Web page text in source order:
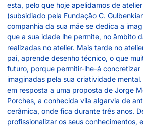
esta, pelo que hoje apelidamos de
(subsidiado pela Fundação C.
companhia da sua mãe se dedica a
que a sua idade lhe permite, no âmbito
realizadas no atelier. Mais tarde no
pai, aprende desenho técnico, o que
futuro, porque permitir-lhe-á concretizar
imaginadas pela sua criatividade
em resposta a uma proposta de Jorge
Porches, a conhecida vila algarvia de
cerâmica, onde fica durante três anos.
profissionalizar os seus conhecimentos,